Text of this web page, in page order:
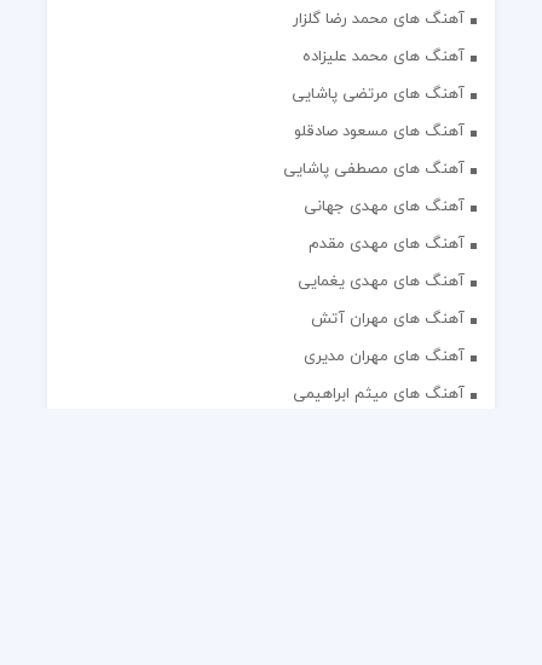
آهنگ های محمد رضا گلزار
آهنگ های محمد علیزاده
آهنگ های مرتضی پاشایی
آهنگ های مسعود صادقلو
آهنگ های مصطفی پاشایی
آهنگ های مهدی جهانی
آهنگ های مهدی مقدم
آهنگ های مهدی یغمایی
آهنگ های مهران آتش
آهنگ های مهران مدیری
آهنگ های میثم ابراهیمی